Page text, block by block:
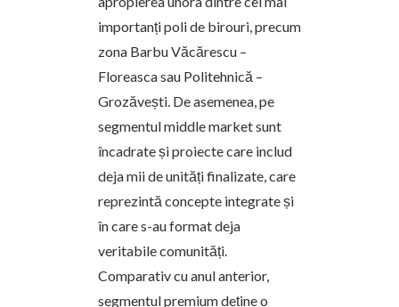
importanți poli de birouri, precum
zona Barbu Văcărescu –
Floreasca sau Politehnică –
Grozăvești. De asemenea, pe
segmentul middle market sunt
încadrate și proiecte care includ
deja mii de unități finalizate, care
reprezintă concepte integrate și
în care s-au format deja
veritabile comunități.
Comparativ cu anul anterior,
segmentul premium deține o